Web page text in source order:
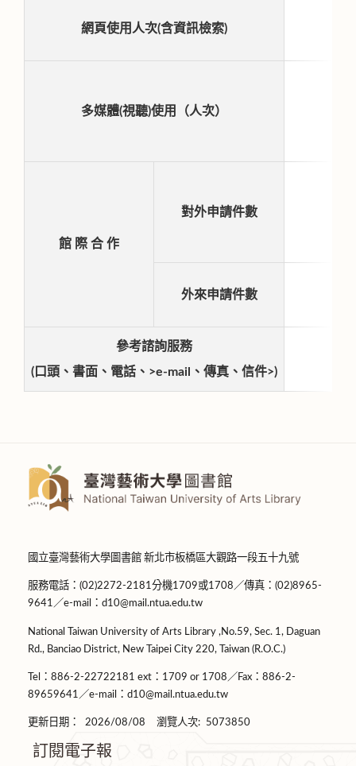
網頁使用人次(含資訊檢索)
多媒體(視聽)使用（人次）
館 際 合 作
對外申請件數
外來申請件數
參考諮詢服務
(口頭、書面、電話、>e-mail、傳真、信件>)
國立臺灣藝術大學圖書館 新北市板橋區大觀路一段五十九號
服務電話：(02)2272-2181分機1709或1708／傳真：(02)8965-
9641／e-mail：d10@mail.ntua.edu.tw
National Taiwan University of Arts Library ,No.59, Sec. 1, Daguan
Rd., Banciao District, New Taipei City 220, Taiwan (R.O.C.)
Tel：886-2-22722181 ext：1709 or 1708／Fax：886-2-
89659641／e-mail：d10@mail.ntua.edu.tw
更新日期： 2026/08/08 瀏覽人次: 5073850
訂閱電子報